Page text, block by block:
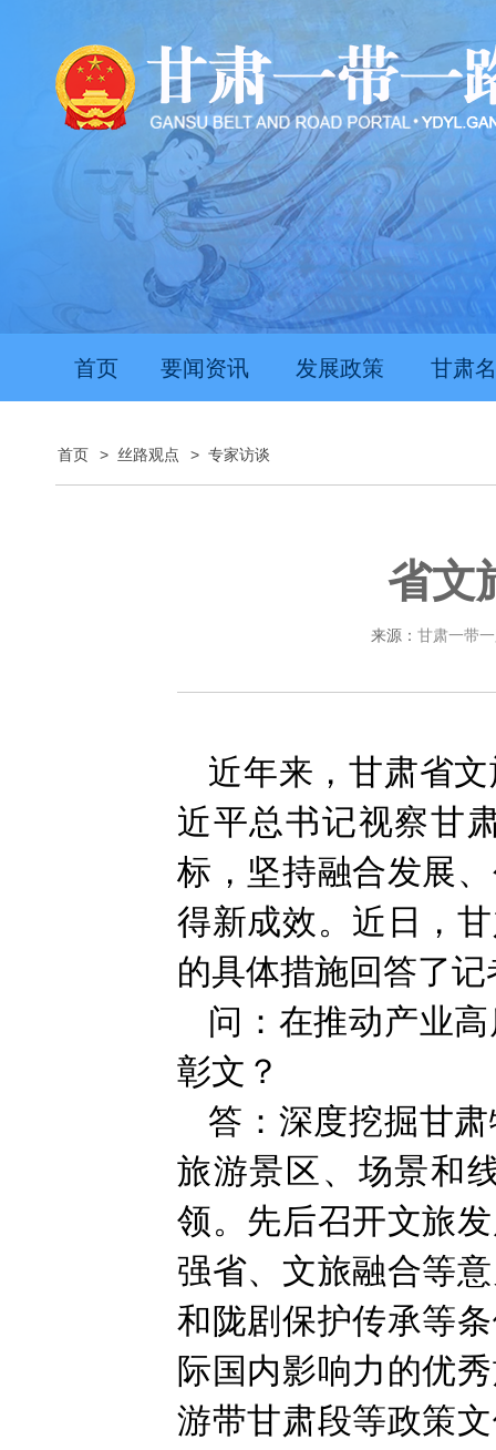
首页 要闻资讯 发展政策 甘肃
首页 > 丝路观点 > 专家访谈
省文
来源： 甘肃一带
近年来，甘肃省
近平总书记视察甘
标，坚持融合发展
得新成效。近日，
的具体措施回答了
问：在推动产业
彰文？
答：深度挖掘甘
旅游景区、场景和
领。先后召开文旅
强省、文旅融合等
和陇剧保护传承等
际国内影响力的优
游带甘肃段等政策